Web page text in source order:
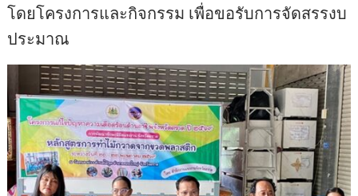
โดยโครงการและกิจกรรม เพื่อขอรับการจัดสรรงบ
ประมาณ